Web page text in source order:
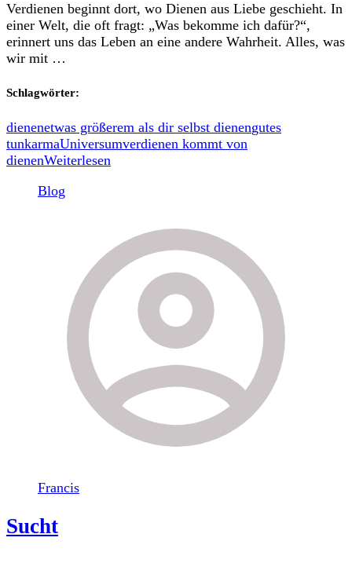
Verdienen beginnt dort, wo Dienen aus Liebe geschieht. In
einer Welt, die oft fragt: „Was bekomme ich dafür?“,
erinnert uns das Leben an eine andere Wahrheit. Alles, was
wir mit …
Schlagwörter:
dienenetwas größerem als dir selbst dienengutes
tunkarmaUniversumverdienen kommt von
dienenWeiterlesen
Blog
Francis
Sucht